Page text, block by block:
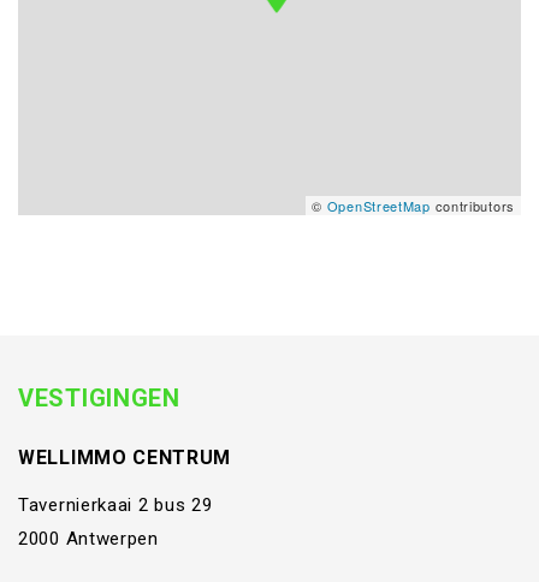
© OpenStreetMap contributors
VESTIGINGEN
WELLIMMO CENTRUM
Tavernierkaai 2 bus 29
2000 Antwerpen